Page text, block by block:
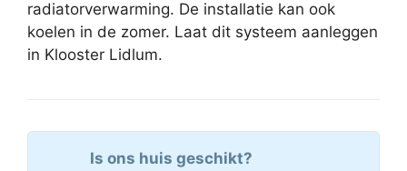
radiatorverwarming. De installatie kan ook
koelen in de zomer. Laat dit systeem aanleggen
in Klooster Lidlum.
Is ons huis geschikt?